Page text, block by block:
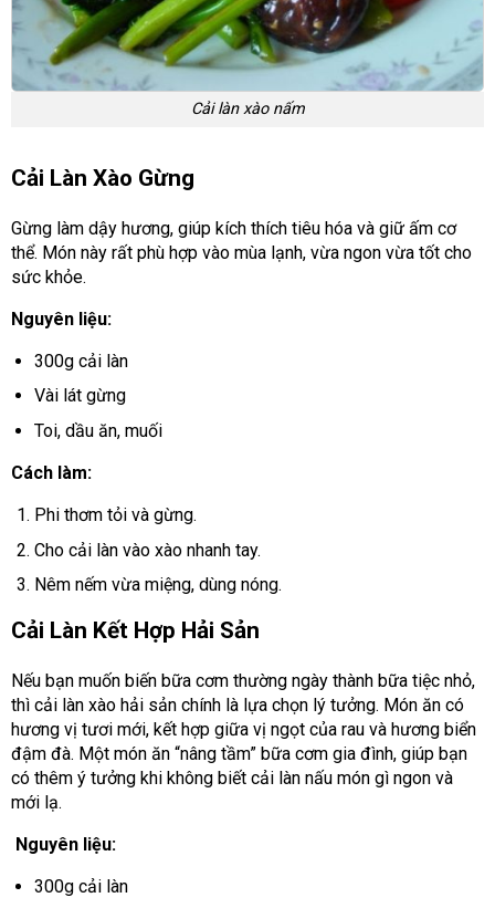
Cải làn xào nấm
Cải Làn Xào Gừng
Gừng làm dậy hương, giúp kích thích tiêu hóa và giữ ấm cơ
thể. Món này rất phù hợp vào mùa lạnh, vừa ngon vừa tốt cho
sức khỏe.
Nguyên liệu:
300g cải làn
Vài lát gừng
Toi, dầu ăn, muối
Cách làm:
Phi thơm tỏi và gừng.
Cho cải làn vào xào nhanh tay.
Nêm nếm vừa miệng, dùng nóng.
Cải Làn Kết Hợp Hải Sản
Nếu bạn muốn biến bữa cơm thường ngày thành bữa tiệc nhỏ,
thì cải làn xào hải sản chính là lựa chọn lý tưởng. Món ăn có
hương vị tươi mới, kết hợp giữa vị ngọt của rau và hương biển
đậm đà. Một món ăn “nâng tầm” bữa cơm gia đình, giúp bạn
có thêm ý tưởng khi không biết cải làn nấu món gì ngon và
mới lạ.
Nguyên liệu:
300g cải làn